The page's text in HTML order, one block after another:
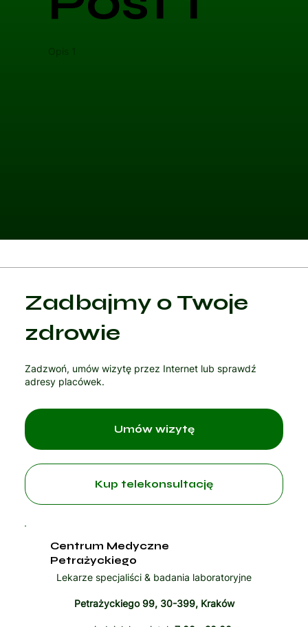
Opis 1
Zadbajmy o Twoje
zdrowie
Zadzwoń, umów wizytę przez Internet lub sprawdź
adresy placówek.
Kup telekonsultację
Centrum Medyczne
Petrażyckiego
Lekarze specjaliści & badania laboratoryjne
Petrażyckiego 99, 30-399, Kraków
Umów wizytę